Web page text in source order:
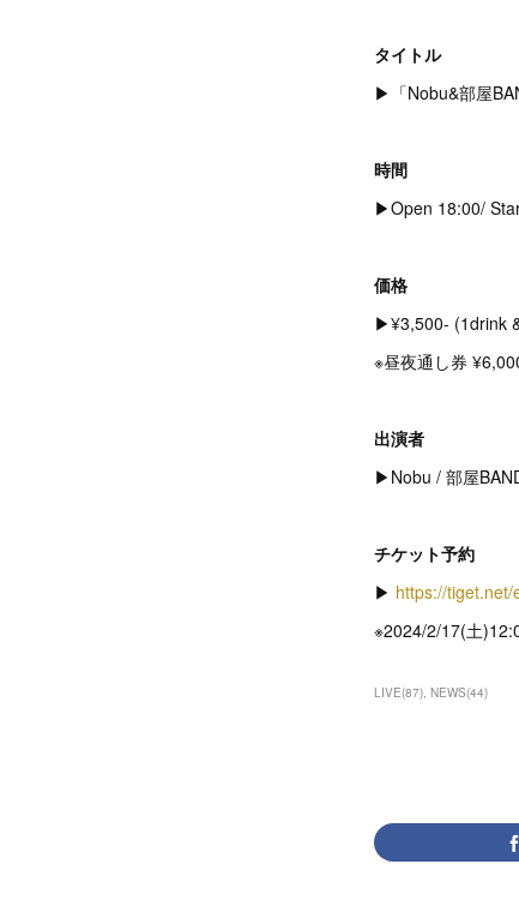
タイトル
▶︎「Nobu&部屋
時間
▶︎Open 18:00/
価格
▶︎¥3,500- (1drink
※昼夜通し券
出演者
▶︎Nobu / 部屋
チケット予約
▶︎ https://tiget.net/
※2024/2/17(土
LIVE(87) NEWS(44)